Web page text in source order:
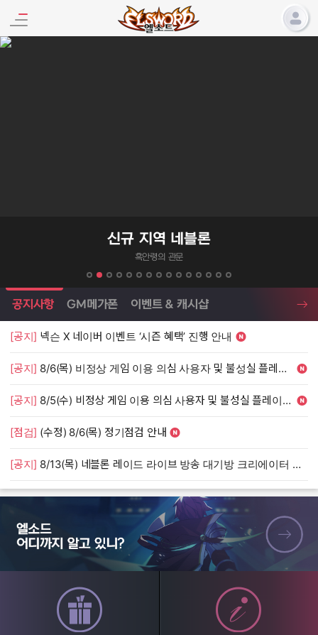
엘소드 프로모션
신규 지역 네블론
흑안령의 관문
엘소드 소식
공지사항 GM메가폰 이벤트 & 캐시샵
[공지] 넥슨 X 네이버 이벤트 ‘시즌 혜택’ 진행 안내
[공지] 8/6(목) 비정상 게임 이용 의심 사용자 및 불성실 플레이 단속 안내
[공지] 8/5(수) 비정상 게임 이용 의심 사용자 및 불성실 플레이 단속 안내
[점검] (수정) 8/6(목) 정기점검 안내
[공지] 8/13(목) 네블론 레이드 라이브 방송 대기방 크리에이터 모집 안내
엘소드 어디까지 알고 있니?